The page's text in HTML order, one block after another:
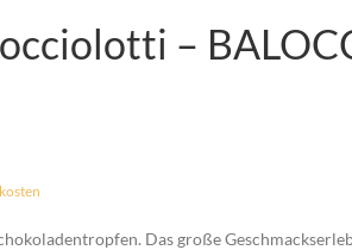
–
Das große